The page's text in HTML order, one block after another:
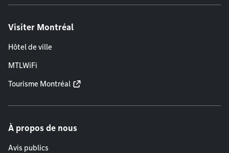
Visiter Montréal
Hôtel de ville
MTLWiFi
Tourisme Montréal
À propos de nous
Avis publics